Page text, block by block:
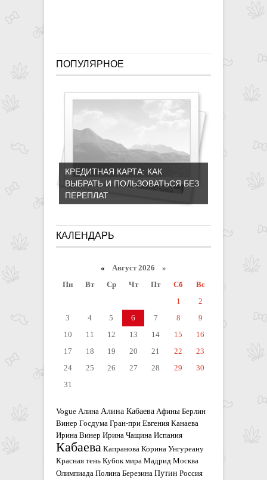
ПОПУЛЯРНОЕ
КРЕДИТНАЯ КАРТА: КАК
ВЫБРАТЬ И ПОЛЬЗОВАТЬСЯ БЕЗ
ПЕРЕПЛАТ
КАЛЕНДАРЬ
« Август 2026 »
Пн
Вт Ср Чт Пт Сб
Вс
1
2
3
4 5 6 7 8
9
10
11 12 13 14 15
16
17
18 19 20 21 22
23
24
25 26 27 28 29
30
31
Vogue Алина Алина Кабаева Афины Берлин
Винер Госдума Гран-при Евгения Канаева
Ирина Винер Ирина Чащина Испания
Кабаева Капранова Корина Унгуреану
Красная тень Кубок мира Мадрид Москва
Олимпиада Полина Березина Путин Россия